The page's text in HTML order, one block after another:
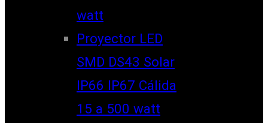
watt
Proyector LED
SMD DS43 Solar
IP66 IP67 Cálida
15 a 500 watt